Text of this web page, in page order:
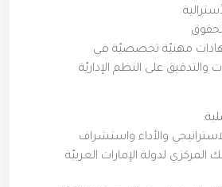
مهنيّة تخصصيّة في
على النظم الإداريّة
والأداء واستشراف
المركزي لدولة الإمارات العربيّة